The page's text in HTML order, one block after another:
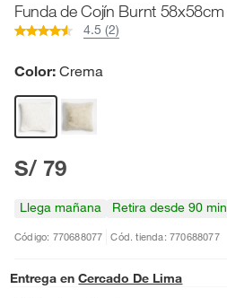
Funda de Cojín Burnt 58x58cm
4.5 (2)
Color: Crema
S/ 79
Llega mañana Retira desde 90 min
Código: 770688077 Cód. tienda: 770688077
Entrega en Cercado De Lima